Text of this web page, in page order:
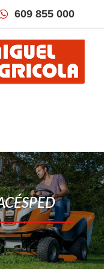
609 855 000×